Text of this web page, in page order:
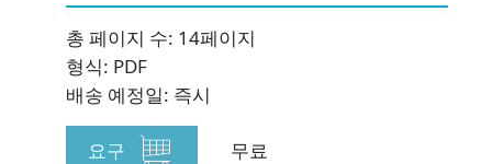
총 페이지 수: 14페이지
형식: PDF
배송 예정일: 즉시
요구 무료